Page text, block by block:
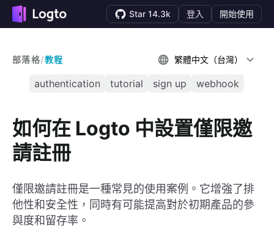
Star 14.3k 登入 開始使用
部落格/教程 繁體中文（台灣）
authentication tutorial sign up webhook
如何在 Logto 中設置僅限邀
請註冊
僅限邀請註冊是一種常見的使用案例。它增強了排
他性和安全性，同時有可能提高對於初期產品的參
與度和留存率。